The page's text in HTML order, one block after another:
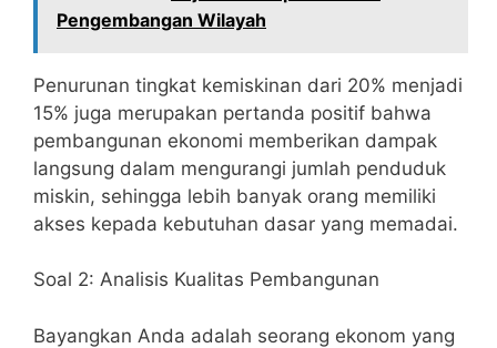
Pengembangan Wilayah
Penurunan tingkat kemiskinan dari 20% menjadi
15% juga merupakan pertanda positif bahwa
pembangunan ekonomi memberikan dampak
langsung dalam mengurangi jumlah penduduk
miskin, sehingga lebih banyak orang memiliki
akses kepada kebutuhan dasar yang memadai.
Soal 2: Analisis Kualitas Pembangunan
Bayangkan Anda adalah seorang ekonom yang